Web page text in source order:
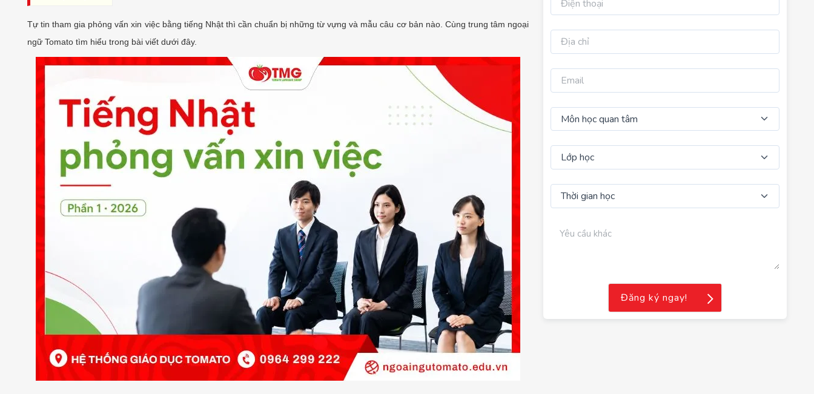
Tự tin tham gia phỏng vấn xin việc bằng tiếng Nhật thì cần chuẩn bị những từ vựng và mẫu câu cơ bản nào. Cùng trung tâm ngoại
ngữ Tomato tìm hiểu trong bài viết dưới đây.
Đăng ký ngay!